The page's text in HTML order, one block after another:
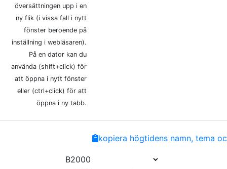
översättningen upp i en
ny flik (i vissa fall i nytt
fönster beroende på
inställning i webläsaren).
På en dator kan du
använda (shift+click) för
att öppna i nytt fönster
eller (ctrl+click) för att
öppna i ny tabb.
EmailCopy
kopiera högtidens namn, tema